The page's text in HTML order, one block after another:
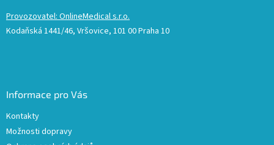
Provozovatel: OnlineMedical s.r.o.
Kodaňská 1441/46, Vršovice, 101 00 Praha 10
Informace pro Vás
Kontakty
Možnosti dopravy